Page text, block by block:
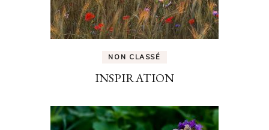
NON CLASSÉ
INSPIRATION